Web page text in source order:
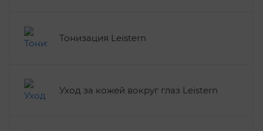
Тонизация Leistern
Уход за кожей вокруг глаз Leistern